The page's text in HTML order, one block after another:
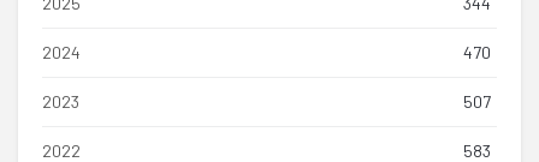
2024 470
2023 507
2022 583